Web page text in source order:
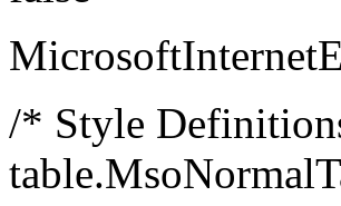
/* Style